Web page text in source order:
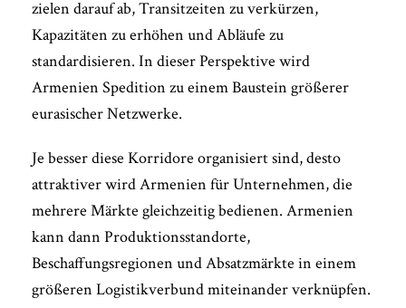
zielen darauf ab, Transitzeiten zu verkürzen,
Kapazitäten zu erhöhen und Abläufe zu
standardisieren. In dieser Perspektive wird
Armenien Spedition zu einem Baustein größerer
eurasischer Netzwerke.
Je besser diese Korridore organisiert sind, desto
attraktiver wird Armenien für Unternehmen, die
mehrere Märkte gleichzeitig bedienen. Armenien
kann dann Produktionsstandorte,
Beschaffungsregionen und Absatzmärkte in einem
größeren Logistikverbund miteinander verknüpfen.